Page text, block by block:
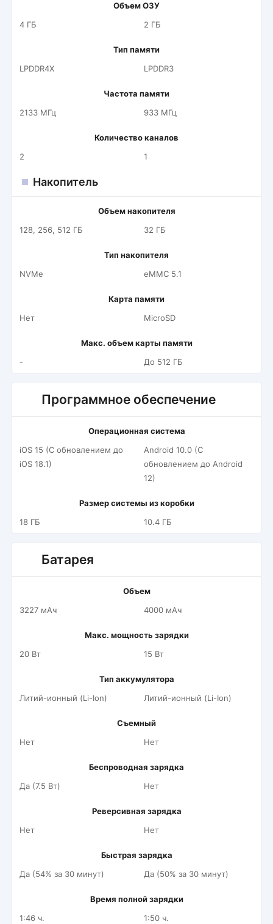
Объем ОЗУ
4 ГБ
2 ГБ
Тип памяти
LPDDR4X
LPDDR3
Частота памяти
2133 МГц
933 МГц
Количество каналов
2
1
Накопитель
Объем накопителя
128, 256, 512 ГБ
32 ГБ
Тип накопителя
NVMe
eMMC 5.1
Карта памяти
Нет
MicroSD
Макс. объем карты памяти
-
До 512 ГБ
Программное обеспечение
Операционная система
iOS 15 (С обновлением до
iOS 18.1)
Android 10.0 (С
обновлением до Android
12)
Размер системы из коробки
18 ГБ
10.4 ГБ
Батарея
Объем
3227 мАч
4000 мАч
Макс. мощность зарядки
20 Вт
15 Вт
Тип аккумулятора
Литий-ионный (Li-Ion)
Литий-ионный (Li-Ion)
Съемный
Нет
Нет
Беспроводная зарядка
Да (7.5 Вт)
Нет
Реверсивная зарядка
Нет
Нет
Быстрая зарядка
Да (54% за 30 минут)
Да (50% за 30 минут)
Время полной зарядки
1:46 ч.
1:50 ч.